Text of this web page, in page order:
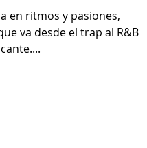
en ritmos y pasiones,
va desde el trap al R&B